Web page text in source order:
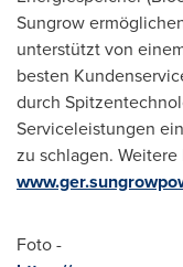
Sungrow
unterstützt von
besten
durch
Serviceleistungen
zu schlagen.
Foto -